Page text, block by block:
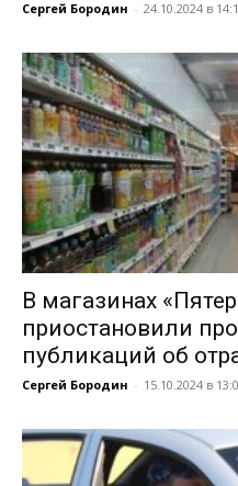
Сергей Бородин - 24.10.2024 в
В магазинах
приостановили
публикаций об
Сергей Бородин - 15.10.2024 в